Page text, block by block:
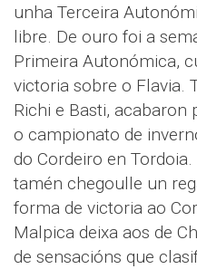
unha Terceira
libre. De ouro foi a
Primeira Autonómica,
victoria sobre o Flavia.
Richi e Basti,
o campionato de
do Cordeiro en
tamén chegoulle un
forma de victoria ao
Malpica deixa aos de
de sensacións que